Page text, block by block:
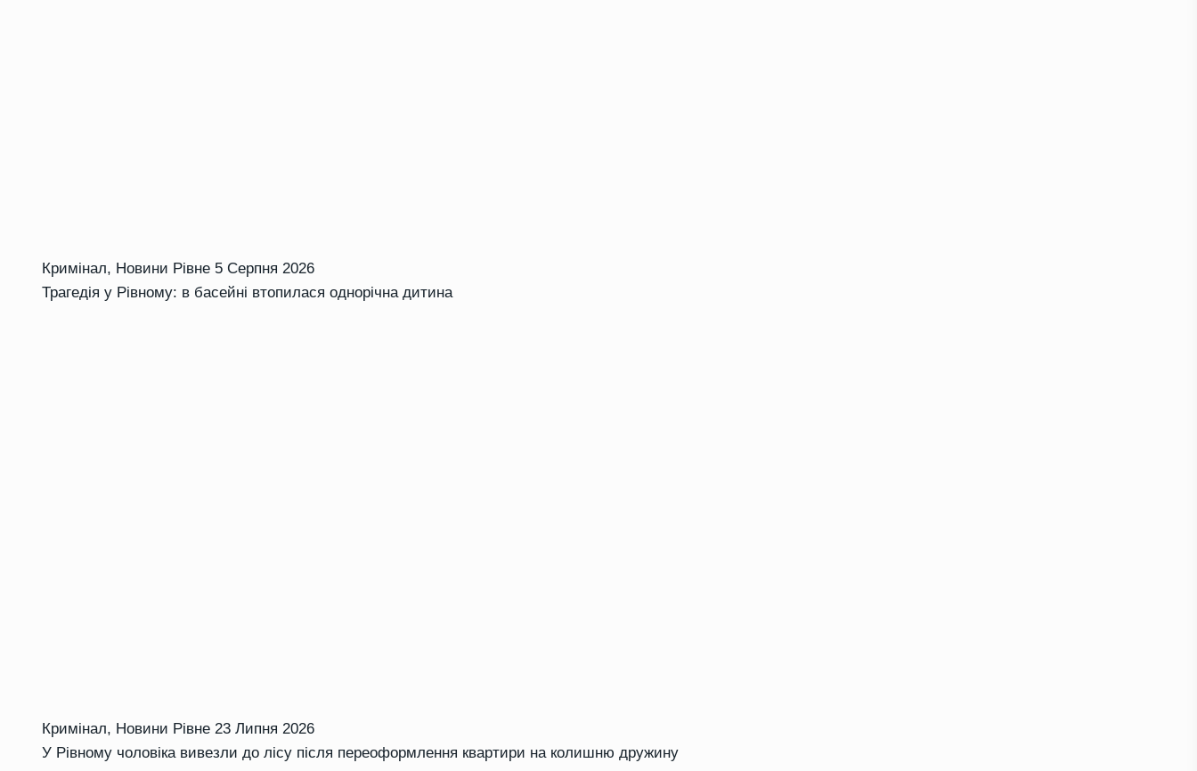
Кримінал, Новини Рівне 5 Серпня 2026
Трагедія у Рівному: в басейні втопилася однорічна дитина
Кримінал, Новини Рівне 23 Липня 2026
У Рівному чоловіка вивезли до лісу після переоформлення квартири на колишню дружину